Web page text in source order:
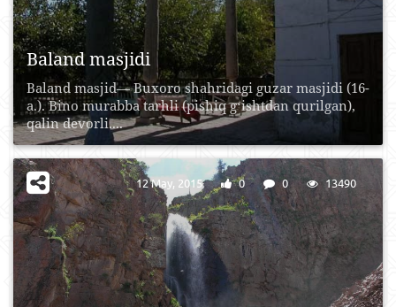
Baland masjidi
Baland masjid— Buxoro shahridagi guzar masjidi (16-
a.). Bino murabba tarhli (pishiq gʻishtdan qurilgan),
qalin devorli....
12 May, 2015 0 0 13490